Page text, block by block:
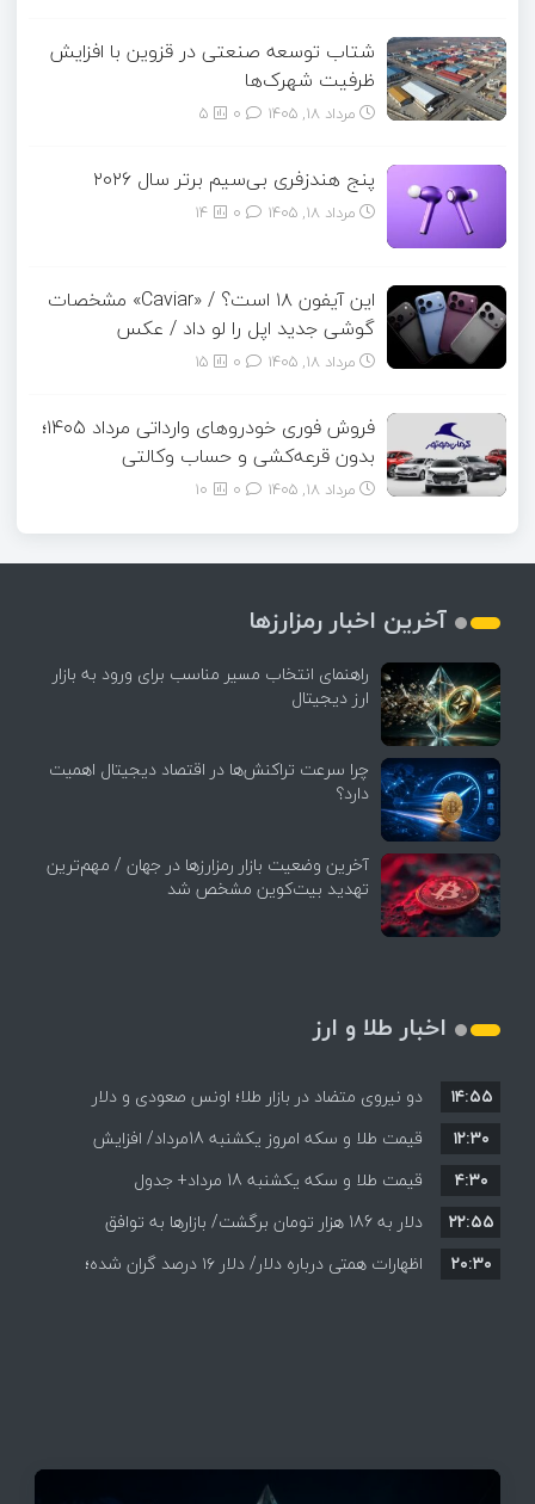
شتاب توسعه صنعتی در قزوین با افزایش
ظرفیت شهرک‌ها
مرداد ۱۸, ۱۴۰۵ 5
پنج هندزفری بی‌سیم برتر سال ۲۰۲۶
مرداد ۱۸, ۱۴۰۵ 14
این آیفون ۱۸ است؟ / «Caviar» مشخصات
گوشی جدید اپل را لو داد / عکس
مرداد ۱۸, ۱۴۰۵ 15
فروش فوری خودروهای وارداتی مرداد ۱۴۰۵؛
بدون قرعه‌کشی و حساب وکالتی
مرداد ۱۸, ۱۴۰۵ 10
آخرین اخبار رمزارزها
راهنمای انتخاب مسیر مناسب برای ورود به بازار
ارز دیجیتال
چرا سرعت تراکنش‌ها در اقتصاد دیجیتال اهمیت
دارد؟
آخرین وضعیت بازار رمزارزها در جهان / مهم‌ترین
تهدید بیت‌کوین مشخص شد
اخبار طلا و ارز
دو نیروی متضاد در بازار طلا؛ اونس صعودی و دلار
نزولی
۱۴:۵۵
قیمت طلا و سکه امروز یکشنبه 18مرداد/ افزایش
قیمت ها + جدول و جزئیات
۱۲:۳۰
قیمت طلا و سکه یکشنبه 18 مرداد+ جدول
۴:۳۰
دلار به 186 هزار تومان برگشت/ بازارها به توافق
احتمالی هرمز چه واکنشی نشان دادند؟
۲۲:۵۵
اظهارات همتی درباره دلار/ دلار ۱۶ درصد گران شده؛
۲۰:۳۰